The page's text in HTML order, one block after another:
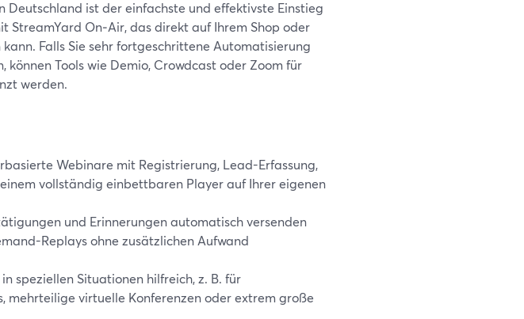
Deutschland ist der einfachste und effektivste Einstieg
StreamYard On‑Air, das direkt auf Ihrem Shop oder
Falls Sie sehr fortgeschrittene Automatisierung
Tools wie Demio, Crowdcast oder Zoom für
werden.
Webinare mit Registrierung, Lead-Erfassung,
vollständig einbettbaren Player auf Ihrer eigenen
und Erinnerungen automatisch versenden
Replays ohne zusätzlichen Aufwand
speziellen Situationen hilfreich, z. B. für
mehrteilige virtuelle Konferenzen oder extrem große